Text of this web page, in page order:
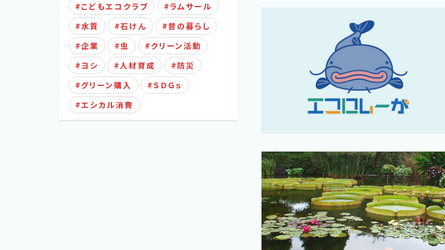
こどもエコクラブ
ラムサール
水質
石けん
昔の暮らし
企業
虫
クリーン活動
ヨシ
人材育成
防災
グリーン購入
ＳＤＧｓ
エシカル消費